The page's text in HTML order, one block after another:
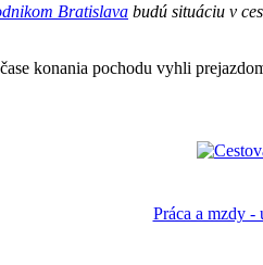
Bratislava budú situáciu v
konania pochodu vyhli